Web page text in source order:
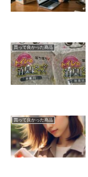
買って良かった商品
買って良かった商品